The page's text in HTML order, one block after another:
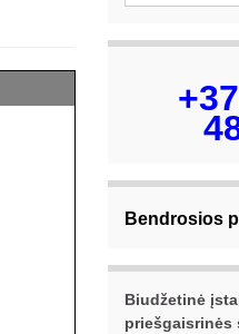
Bendrosios
Biudžetinė
priešgaisrinės